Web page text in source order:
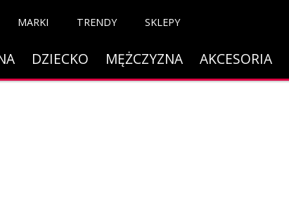
MARKI TRENDY SKLEPY
DZIECKO MĘŻCZYZNA AKCESORIA